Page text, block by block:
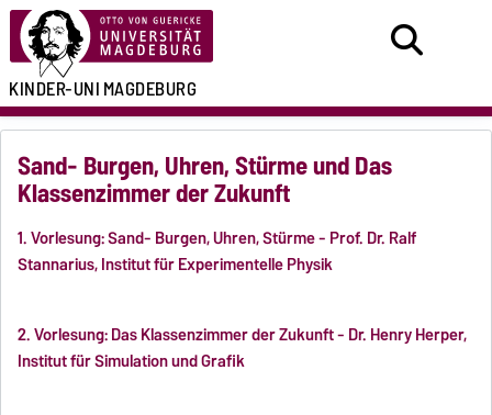
KINDER-UNIMAGDEBURG
Sand- Burgen, Uhren, Stürme und Das
Klassenzimmer der Zukunft
1. Vorlesung: Sand- Burgen, Uhren, Stürme - Prof. Dr. Ralf
Stannarius, Institut für Experimentelle Physik
2. Vorlesung: Das Klassenzimmer der Zukunft - Dr. Henry Herper,
Institut für Simulation und Grafik